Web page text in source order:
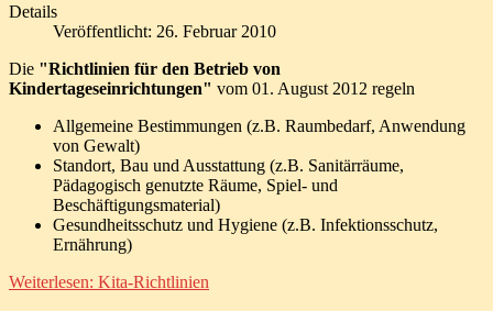
Details
Veröffentlicht: 26. Februar 2010
Die "Richtlinien für den Betrieb von
Kindertageseinrichtungen" vom 01. August 2012 regeln
Allgemeine Bestimmungen (z.B. Raumbedarf, Anwendung
von Gewalt)
Standort, Bau und Ausstattung (z.B. Sanitärräume,
Pädagogisch genutzte Räume, Spiel- und
Beschäftigungsmaterial)
Gesundheitsschutz und Hygiene (z.B. Infektionsschutz,
Ernährung)
Weiterlesen: Kita-Richtlinien